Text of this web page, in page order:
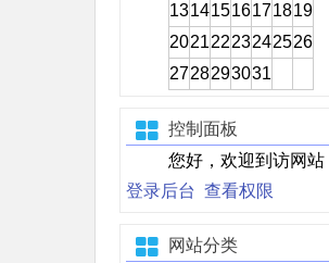
13141516171819
20212223242526
2728293031
控制面板
您好，欢迎到访网站
登录后台 查看权限
网站分类